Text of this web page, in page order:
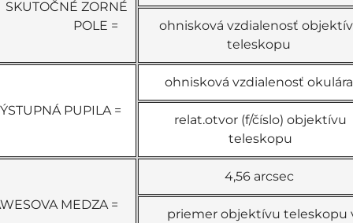
SKUTOČNÉ ZORNÉ
POLE =
ohnisková vzdialenosť
teleskopu
PUPILA =
ohnisková vzdialenosť okulára
relat.otvor (f/číslo) objektívu
teleskopu
MEDZA =
4,56 arcsec
priemer objektívu teleskopu